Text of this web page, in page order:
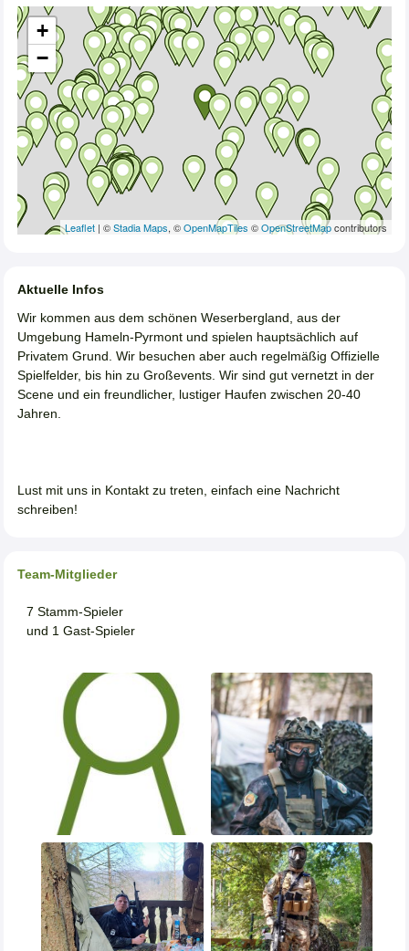
+
−
Leaflet | ©Stadia Maps, ©OpenMapTiles ©OpenStreetMapcontributors
Aktuelle Infos
Wir kommen aus dem schönen Weserbergland, aus der
Umgebung Hameln-Pyrmont und spielen hauptsächlich auf
Privatem Grund. Wir besuchen aber auch regelmäßig Offizielle
Spielfelder, bis hin zu Großevents. Wir sind gut vernetzt in der
Scene und ein freundlicher, lustiger Haufen zwischen 20-40
Jahren.
Lust mit uns in Kontakt zu treten, einfach eine Nachricht
schreiben!
Team-Mitglieder
7 Stamm-Spieler
und 1 Gast-Spieler